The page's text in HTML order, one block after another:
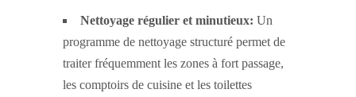
Nettoyage régulier et minutieux: Un
programme de nettoyage structuré permet de
traiter fréquemment les zones à fort passage,
les comptoirs de cuisine et les toilettes